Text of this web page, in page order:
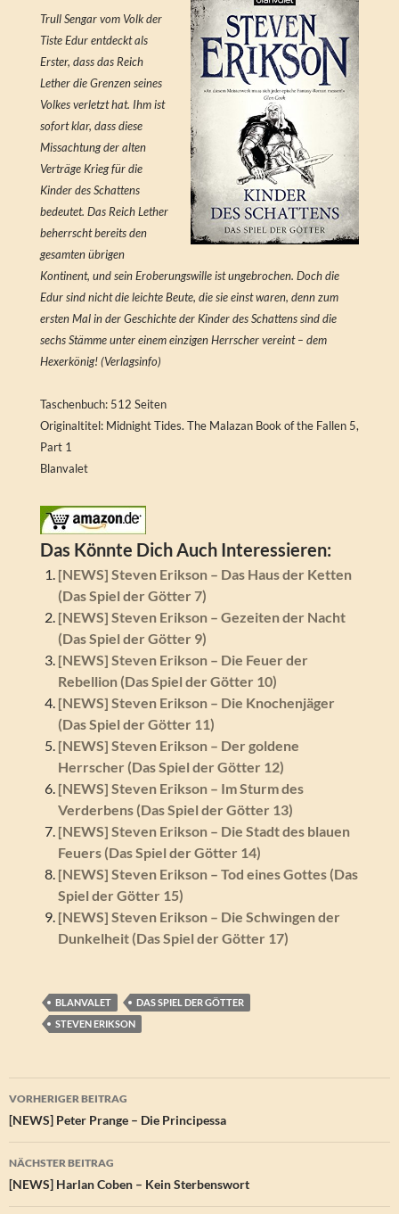
Trull Sengar vom Volk der
Tiste Edur entdeckt als
Erster, dass das Reich
Lether die Grenzen seines
Volkes verletzt hat. Ihm ist
sofort klar, dass diese
Missachtung der alten
Verträge Krieg für die
Kinder des Schattens
bedeutet. Das Reich Lether
beherrscht bereits den
gesamten übrigen
Kontinent, und sein Eroberungswille ist ungebrochen. Doch die
Edur sind nicht die leichte Beute, die sie einst waren, denn zum
ersten Mal in der Geschichte der Kinder des Schattens sind die
sechs Stämme unter einem einzigen Herrscher vereint – dem
Hexerkönig! (Verlagsinfo)
Taschenbuch: 512 Seiten
Originaltitel: Midnight Tides. The Malazan Book of the Fallen 5,
Part 1
Blanvalet
Das Könnte Dich Auch Interessieren:
[NEWS] Steven Erikson – Das Haus der Ketten
(Das Spiel der Götter 7)
[NEWS] Steven Erikson – Gezeiten der Nacht
(Das Spiel der Götter 9)
[NEWS] Steven Erikson – Die Feuer der
Rebellion (Das Spiel der Götter 10)
[NEWS] Steven Erikson – Die Knochenjäger
(Das Spiel der Götter 11)
[NEWS] Steven Erikson – Der goldene
Herrscher (Das Spiel der Götter 12)
[NEWS] Steven Erikson – Im Sturm des
Verderbens (Das Spiel der Götter 13)
[NEWS] Steven Erikson – Die Stadt des blauen
Feuers (Das Spiel der Götter 14)
[NEWS] Steven Erikson – Tod eines Gottes (Das
Spiel der Götter 15)
[NEWS] Steven Erikson – Die Schwingen der
Dunkelheit (Das Spiel der Götter 17)
BLANVALET
DAS SPIEL DER GÖTTER
STEVEN ERIKSON
Beitragsnavigation
VORHERIGER BEITRAG
[NEWS] Peter Prange – Die Principessa
NÄCHSTER BEITRAG
[NEWS] Harlan Coben – Kein Sterbenswort